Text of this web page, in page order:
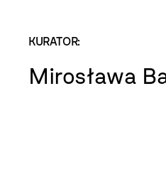
KURATOR:
Mirosława